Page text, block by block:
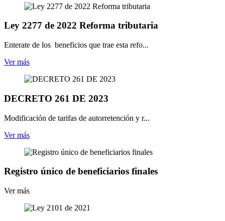
Ley 2277 de 2022 Reforma tributaria
Enterate de los beneficios que trae esta refo...
Ver más
DECRETO 261 DE 2023
Modificación de tarifas de autorretención y r...
Ver más
Registro único de beneficiarios finales
Ver más